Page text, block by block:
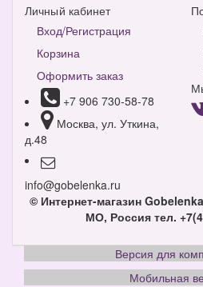
Личный кабинет
Вход/Регистрация
Корзина
Оформить заказ
+7 906 730-58-78
Москва, ул. Уткина,
д.48
info@gobelenka.ru
© Интернет-магазин
МО, Россия тел.
Версия для
Мобильная